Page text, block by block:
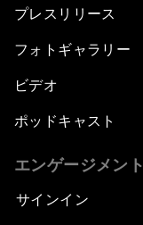
プレスリリース
フォトギャラリー
ビデオ
ポッドキャスト
エンゲージメント
サインイン